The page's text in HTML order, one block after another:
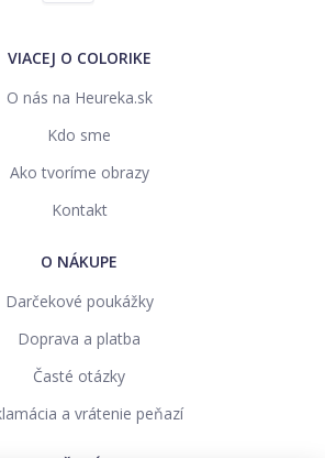
VIACEJ O COLORIKE
O nás na Heureka.sk
Kdo sme
Ako tvoríme obrazy
Kontakt
O NÁKUPE
Darčekové poukážky
Doprava a platba
Časté otázky
a vrátenie peňazí